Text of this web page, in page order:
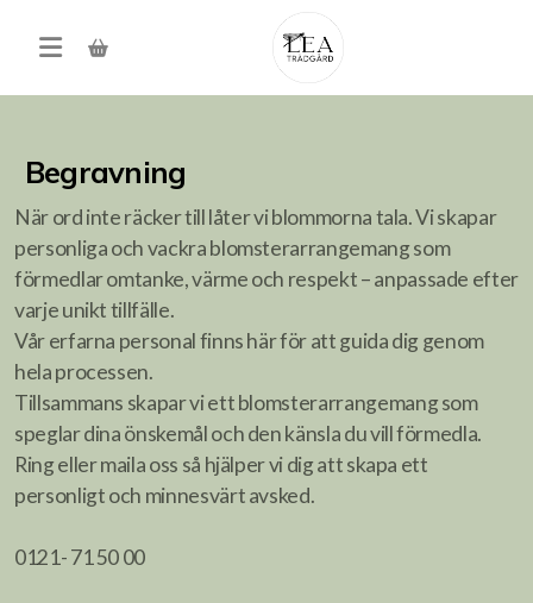
Begravning
När ord inte räcker till låter vi blommorna tala. Vi skapar
personliga och vackra blomsterarrangemang som
förmedlar omtanke, värme och respekt – anpassade efter
varje unikt tillfälle.
Vår erfarna personal finns här för att guida dig genom
hela processen.
Tillsammans skapar vi ett blomsterarrangemang som
speglar dina önskemål och den känsla du vill förmedla.
Ring eller maila oss så hjälper vi dig att skapa ett
personligt och minnesvärt avsked.
0121- 71 50 00
Produkter
Förköp höstens alla lökar
Träd, buskar, häck